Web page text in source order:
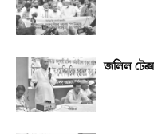
জলিল